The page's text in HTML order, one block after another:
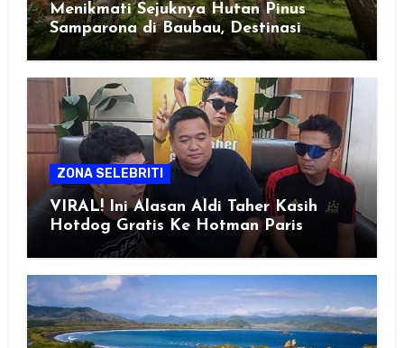
Menikmati Sejuknya Hutan Pinus
Samparona di Baubau, Destinasi
Healing Favorit!
ZONA SELEBRITI
VIRAL! Ini Alasan Aldi Taher Kasih
Hotdog Gratis Ke Hotman Paris